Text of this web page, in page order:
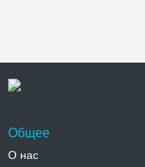
Общее
О нас